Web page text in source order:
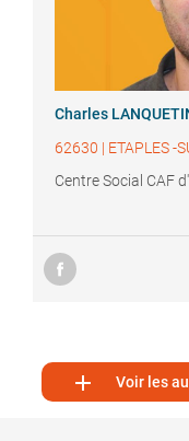
Charles
62630 | ETAPLES -
Centre Social CAF
 Voir les